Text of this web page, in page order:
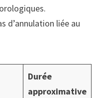
d’annulation liée au
Durée
approximative